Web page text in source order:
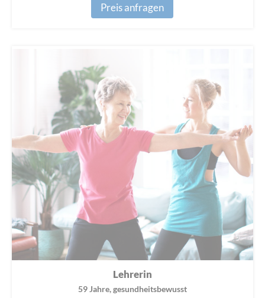
Preis anfragen
Lehrerin
59 Jahre, gesundheitsbewusst